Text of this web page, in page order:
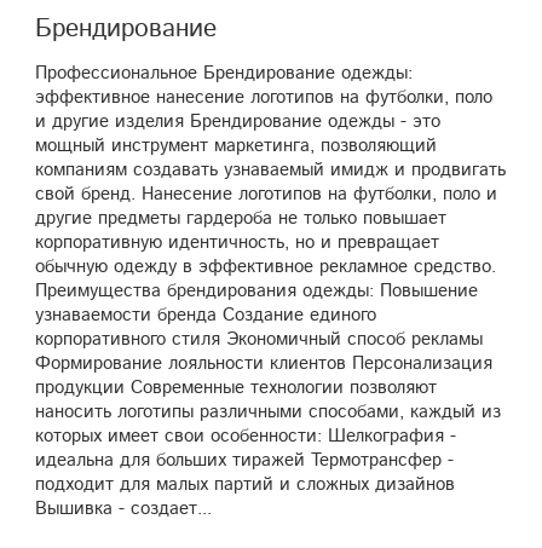
Брендирование
Профессиональное Брендирование одежды:
эффективное нанесение логотипов на футболки, поло
и другие изделия Брендирование одежды - это
мощный инструмент маркетинга, позволяющий
компаниям создавать узнаваемый имидж и продвигать
свой бренд. Нанесение логотипов на футболки, поло и
другие предметы гардероба не только повышает
корпоративную идентичность, но и превращает
обычную одежду в эффективное рекламное средство.
Преимущества брендирования одежды: Повышение
узнаваемости бренда Создание единого
корпоративного стиля Экономичный способ рекламы
Формирование лояльности клиентов Персонализация
продукции Современные технологии позволяют
наносить логотипы различными способами, каждый из
которых имеет свои особенности: Шелкография -
идеальна для больших тиражей Термотрансфер -
подходит для малых партий и сложных дизайнов
Вышивка - создает...